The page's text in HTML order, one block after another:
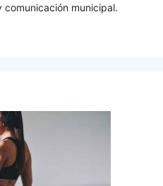
comunicación municipal.